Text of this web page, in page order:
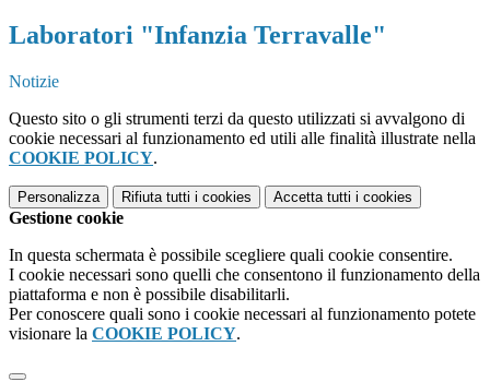
Laboratori "Infanzia Terravalle"
Notizie
Questo sito o gli strumenti terzi da questo utilizzati si avvalgono di
cookie necessari al funzionamento ed utili alle finalità illustrate nella
COOKIE POLICY.
Personalizza Rifiuta tutti i cookies Accetta tutti i cookies
Gestione cookie
In questa schermata è possibile scegliere quali cookie consentire.
I cookie necessari sono quelli che consentono il funzionamento della
piattaforma e non è possibile disabilitarli.
Per conoscere quali sono i cookie necessari al funzionamento potete
visionare la COOKIE POLICY.